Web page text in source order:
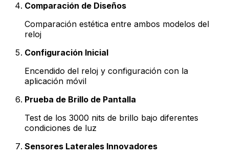
Comparación de Diseños
Comparación estética entre ambos modelos del
reloj
Configuración Inicial
Encendido del reloj y configuración con la
aplicación móvil
Prueba de Brillo de Pantalla
Test de los 3000 nits de brillo bajo diferentes
condiciones de luz
Sensores Laterales Innovadores